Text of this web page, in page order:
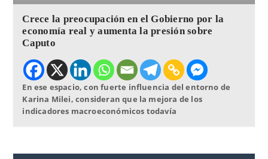
Crece la preocupación en el Gobierno por la
economía real y aumenta la presión sobre
Caputo
En ese espacio, con fuerte influencia del entorno de
Karina Milei, consideran que la mejora de los
indicadores macroeconómicos todavía